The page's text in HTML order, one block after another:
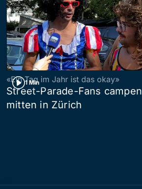
1 Min
«Ein Tag im Jahr ist das okay»
Street-Parade-Fans campen
mitten in Zürich